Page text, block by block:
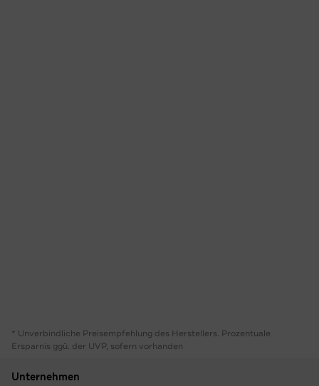
* Unverbindliche Preisempfehlung des Herstellers. Prozentuale
Ersparnis ggü. der UVP, sofern vorhanden
Unternehmen